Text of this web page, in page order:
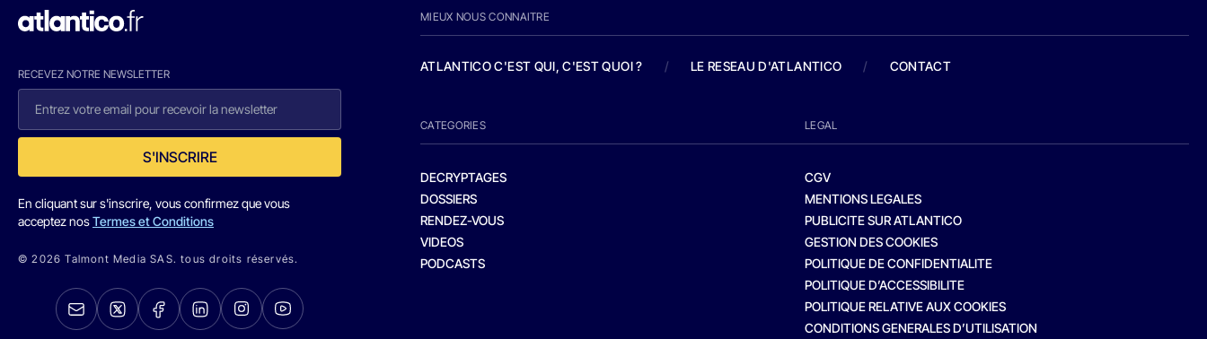
RECEVEZ NOTRE NEWSLETTER
S'INSCRIRE
En cliquant sur s'inscrire, vous confirmez que vous
acceptez nosTermes et Conditions
© 2026 Talmont Media SAS. tous droits réservés.
MIEUX NOUS CONNAITRE
ATLANTICO C'EST QUI, C'EST QUOI ? / LE RESEAU D'ATLANTICO / CONTACT
CATEGORIES
DECRYPTAGES
DOSSIERS
RENDEZ-VOUS
VIDEOS
PODCASTS
LEGAL
CGV
MENTIONS LEGALES
PUBLICITE SUR ATLANTICO
GESTION DES COOKIES
POLITIQUE DE CONFIDENTIALITE
POLITIQUE D’ACCESSIBILITE
POLITIQUE RELATIVE AUX COOKIES
CONDITIONS GENERALES D’UTILISATION